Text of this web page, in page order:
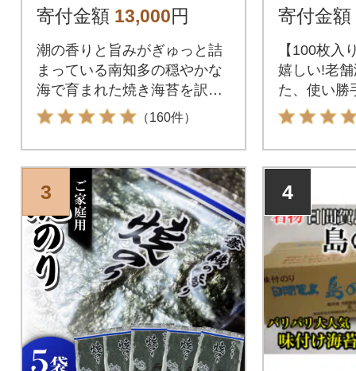
産
寄付金額 13,000円
潮の香りと旨みがぎゅっと詰
まっている南知多の穏やかな
海で育まれた焼き海苔を訳あ
りで提供
（160件）
寄付金額
【100枚入
嬉しい!老
た、使い勝
のり全形10
3 4